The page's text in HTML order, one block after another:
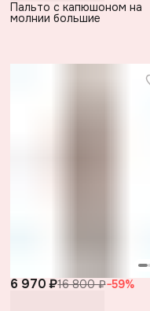
Пальто с капюшоном на
молнии большие
6 970 ₽16 800 ₽−59%